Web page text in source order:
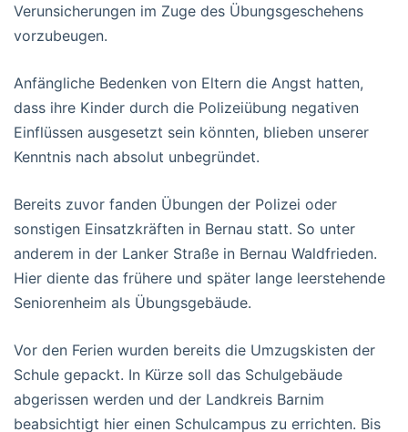
Verunsicherungen im Zuge des Übungsgeschehens
vorzubeugen.
Anfängliche Bedenken von Eltern die Angst hatten,
dass ihre Kinder durch die Polizeiübung negativen
Einflüssen ausgesetzt sein könnten, blieben unserer
Kenntnis nach absolut unbegründet.
Bereits zuvor fanden Übungen der Polizei oder
sonstigen Einsatzkräften in Bernau statt. So unter
anderem in der Lanker Straße in Bernau Waldfrieden.
Hier diente das frühere und später lange leerstehende
Seniorenheim als Übungsgebäude.
Vor den Ferien wurden bereits die Umzugskisten der
Schule gepackt. In Kürze soll das Schulgebäude
abgerissen werden und der Landkreis Barnim
beabsichtigt hier einen Schulcampus zu errichten. Bis